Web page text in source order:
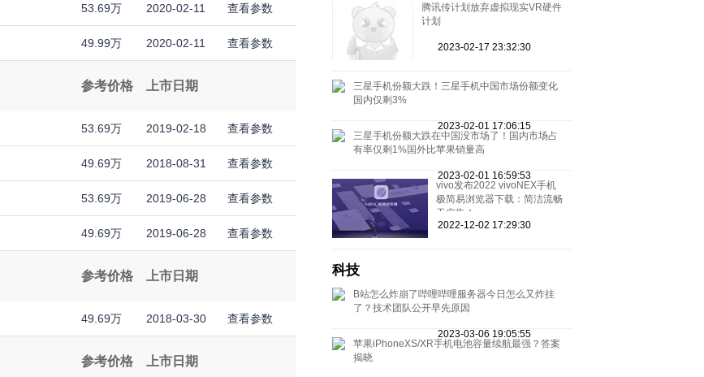
53.69万 2020-02-11 查看参数
49.99万 2020-02-11 查看参数
参考价格 上市日期
53.69万 2019-02-18 查看参数
49.69万 2018-08-31 查看参数
53.69万 2019-06-28 查看参数
49.69万 2019-06-28 查看参数
参考价格 上市日期
49.69万 2018-03-30 查看参数
参考价格 上市日期
腾讯传计划放弃虚拟现实VR硬件
计划
2023-02-17 23:32:30
三星手机份额大跌！三星手机中国市场份额变化
国内仅剩3%
2023-02-01 17:06:15
三星手机份额大跌在中国没市场了！国内市场占
有率仅剩1%国外比苹果销量高
2023-02-01 16:59:53
vivo发布2022 vivoNEX手机
极简易浏览器下载：简洁流畅
无广告！
2022-12-02 17:29:30
科技
B站怎么炸崩了哔哩哔哩服务器今日怎么又炸挂
了？技术团队公开早先原因
2023-03-06 19:05:55
苹果iPhoneXS/XR手机电池容量续航最强？答案
揭晓